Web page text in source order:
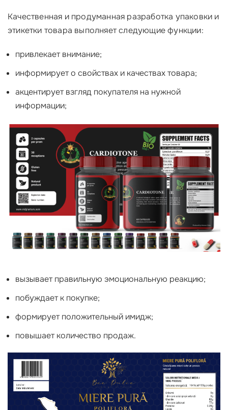
Качественная и продуманная разработка упаковки и
этикетки товара выполняет следующие функции:
привлекает внимание;
информирует о свойствах и качествах товара;
акцентирует взгляд покупателя на нужной
информации;
вызывает правильную эмоциональную реакцию;
побуждает к покупке;
формирует положительный имидж;
повышает количество продаж.